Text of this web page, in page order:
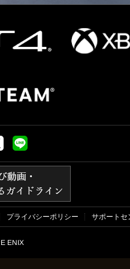
プライバシーポリシー サポートセ
ENIX